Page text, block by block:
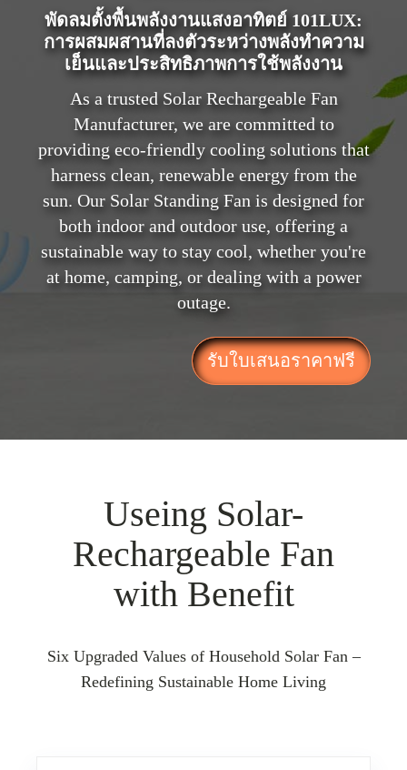
พัดลมตั้งพื้นพลังงานแสงอาทิตย์ 101LUX:
การผสมผสานที่ลงตัวระหว่างพลังทำความ
เย็นและประสิทธิภาพการใช้พลังงาน
As a trusted Solar Rechargeable Fan
Manufacturer, we are committed to
providing eco-friendly cooling solutions that
harness clean, renewable energy from the
sun. Our Solar Standing Fan is designed for
both indoor and outdoor use, offering a
sustainable way to stay cool, whether you're
at home, camping, or dealing with a power
outage.
รับใบเสนอราคาฟรี
Useing Solar-
Rechargeable Fan
with Benefit
Six Upgraded Values of Household Solar Fan –
Redefining Sustainable Home Living